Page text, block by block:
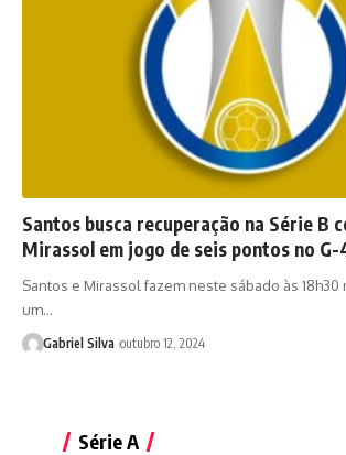
Santos busca recuperação na Série B
Mirassol em jogo de seis pontos no G-
Santos e Mirassol fazem neste sábado às 18h30
um…
Gabriel Silva outubro 12, 2024
Série A